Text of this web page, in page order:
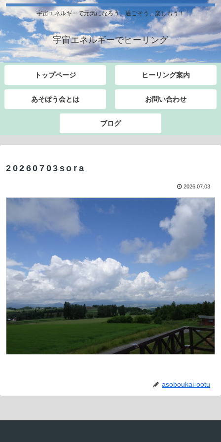
宇宙エネルギーで元気になろう、過ごそう、楽しもう！
宇宙エネルギーでヒーリング
トップページ ヒーリング案内
あそぼう会とは お問い合わせ
ブログ
20260703sora
2026.07.03
asoboukai-ootu